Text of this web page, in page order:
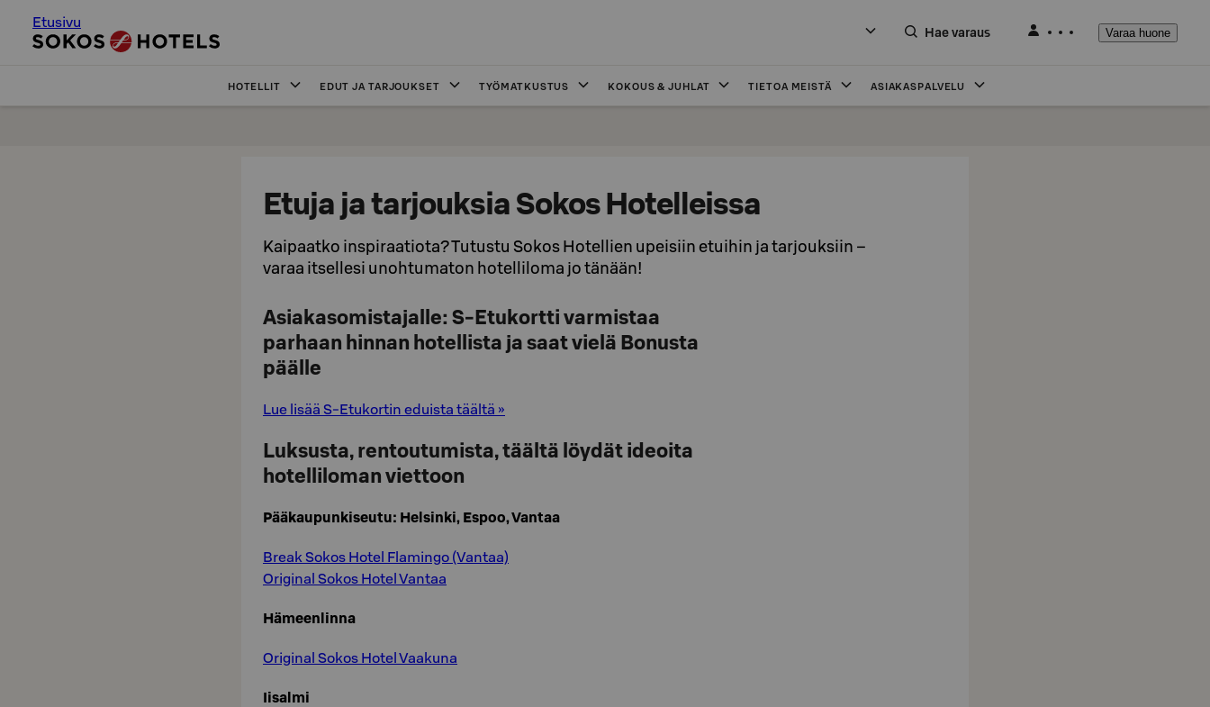
Etusivu
Hae varaus Varaa huone
HOTELLIT EDUT JA TARJOUKSET TYÖMATKUSTUS KOKOUS & JUHLAT TIETOA MEISTÄ ASIAKASPALVELU
Etuja ja tarjouksia Sokos Hotelleissa
Kaipaatko inspiraatiota? Tutustu Sokos Hotellien upeisiin etuihin ja tarjouksiin –
varaa itsellesi unohtumaton hotelliloma jo tänään!
Asiakasomistajalle: S-Etukortti varmistaa
parhaan hinnan hotellista ja saat vielä Bonusta
päälle
Lue lisää S-Etukortin eduista täältä »
Luksusta, rentoutumista, täältä löydät ideoita
hotelliloman viettoon
Pääkaupunkiseutu: Helsinki, Espoo, Vantaa
Break Sokos Hotel Flamingo (Vantaa)
Original Sokos Hotel Vantaa
Hämeenlinna
Original Sokos Hotel Vaakuna
Iisalmi